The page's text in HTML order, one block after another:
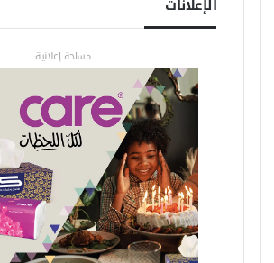
الإعلانات
مساحة إعلانية